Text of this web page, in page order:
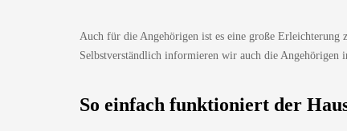
Auch für die Angehörigen ist es eine große
Selbstverständlich informieren wir auch die Angehörigen
So einfach funktioniert der